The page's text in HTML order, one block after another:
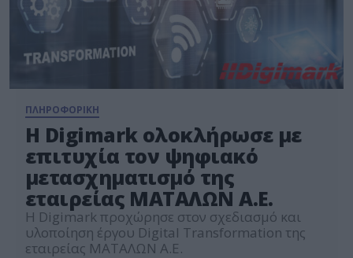
ΠΛΗΡΟΦΟΡΙΚΗ
Η Digimark ολοκλήρωσε με
επιτυχία τον ψηφιακό
μετασχηματισμό της
εταιρείας ΜΑΤΑΛΩΝ Α.Ε.
Η Digimark προχώρησε στον σχεδιασμό και
υλοποίηση έργου Digital Transformation της
εταιρείας ΜΑΤΑΛΩΝ Α.Ε.